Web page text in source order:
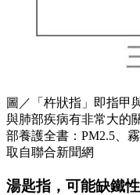
圖／「杵狀指」即指甲
與肺部疾病有非常大的
部養護全書：PM2.5、
取自聯合新聞網
湯匙指，可能缺鐵